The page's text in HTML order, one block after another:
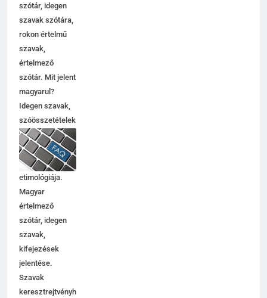
szótár, idegen
szavak szótára,
rokon értelmű
szavak,
értelmező
szótár. Mit jelent
magyarul?
Idegen szavak,
szóösszetételek
jelentése,
magyarázata,
használata,
etimológiája.
Magyar
értelmező
szótár, idegen
szavak,
kifejezések
jelentése.
Szavak
keresztrejtvényhez